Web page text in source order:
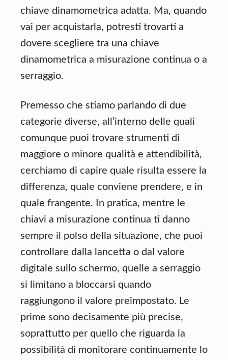
chiave dinamometrica adatta. Ma, quando
vai per acquistarla, potresti trovarti a
dovere scegliere tra una chiave
dinamometrica a misurazione continua o a
serraggio.
Premesso che stiamo parlando di due
categorie diverse, all’interno delle quali
comunque puoi trovare strumenti di
maggiore o minore qualità e attendibilità,
cerchiamo di capire quale risulta essere la
differenza, quale conviene prendere, e in
quale frangente. In pratica, mentre le
chiavi a misurazione continua ti danno
sempre il polso della situazione, che puoi
controllare dalla lancetta o dal valore
digitale sullo schermo, quelle a serraggio
si limitano a bloccarsi quando
raggiungono il valore preimpostato. Le
prime sono decisamente più precise,
soprattutto per quello che riguarda la
possibilità di monitorare continuamente lo